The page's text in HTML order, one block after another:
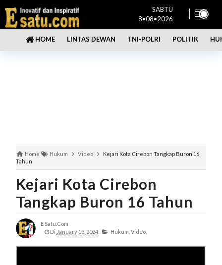
SABTU
8•08•2026
HOME LINTAS DEWAN TNI-POLRI POLITIK
Home Hukum Video
Kejari Kota Cirebon Tangkap Buron 16
Tahun
Kejari Kota Cirebon
Tangkap Buron 16 Tahun
E Satu.com
Di January 13, 2024 Hukum, Video,